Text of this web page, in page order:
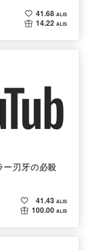
41.68 ALIS
14.22 ALIS
ー刃牙の必殺
41.43 ALIS
100.00 ALIS